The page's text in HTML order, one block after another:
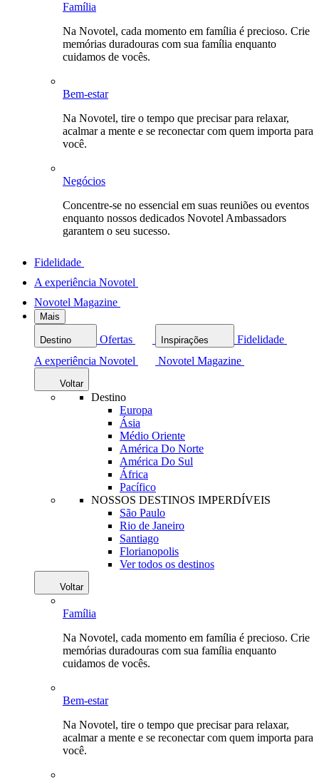
Família
Na Novotel, cada momento em família é precioso. Crie
memórias duradouras com sua família enquanto
cuidamos de vocês.
Bem-estar
Na Novotel, tire o tempo que precisar para relaxar,
acalmar a mente e se reconectar com quem importa para
você.
Negócios
Concentre-se no essencial em suas reuniões ou eventos
enquanto nossos dedicados Novotel Ambassadors
garantem o seu sucesso.
Fidelidade
A experiência Novotel
Novotel Magazine
Mais
Destino Ofertas Inspirações
Fidelidade
A experiência Novotel
Novotel Magazine
Voltar
Destino
Europa
Ásia
Médio Oriente
América Do Norte
América Do Sul
África
Pacífico
NOSSOS DESTINOS IMPERDÍVEIS
São Paulo
Rio de Janeiro
Santiago
Florianopolis
Ver todos os destinos
Voltar
Família
Na Novotel, cada momento em família é precioso. Crie
memórias duradouras com sua família enquanto
cuidamos de vocês.
Bem-estar
Na Novotel, tire o tempo que precisar para relaxar,
acalmar a mente e se reconectar com quem importa para
você.